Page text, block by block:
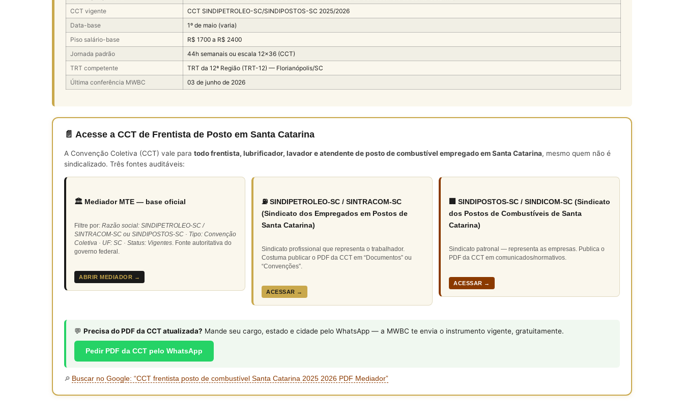
CCT vigente
CCT SINDIPETROLEO-SC/SINDIPOSTOS-SC 2025/2026
Data-base
1º de maio (varia)
Piso salário-base
R$ 1700 a R$ 2400
Jornada padrão
44h semanais ou escala 12×36 (CCT)
TRT competente
TRT da 12ª Região (TRT-12) — Florianópolis/SC
Última conferência MWBC
03 de junho de 2026
📄 Acesse a CCT de Frentista de Posto em Santa Catarina
A Convenção Coletiva (CCT) vale para todo frentista, lubrificador, lavador e atendente de posto de combustível empregado em Santa Catarina, mesmo quem não é
sindicalizado. Três fontes auditáveis:
🏛️ Mediador MTE — base oficial
Filtre por: Razão social: SINDIPETROLEO-SC /
SINTRACOM-SC ou SINDIPOSTOS-SC · Tipo: Convenção
Coletiva · UF: SC · Status: Vigentes. Fonte autoritativa do
governo federal.
ABRIR MEDIADOR →
⛽ SINDIPETROLEO-SC / SINTRACOM-SC
(Sindicato dos Empregados em Postos de
Santa Catarina)
Sindicato profissional que representa o trabalhador.
Costuma publicar o PDF da CCT em “Documentos” ou
“Convenções”.
ACESSAR →
🏢 SINDIPOSTOS-SC / SINDICOM-SC (Sindicato
dos Postos de Combustíveis de Santa
Catarina)
Sindicato patronal — representa as empresas. Publica o
PDF da CCT em comunicados/normativos.
ACESSAR →
💬 Precisa do PDF da CCT atualizada? Mande seu cargo, estado e cidade pelo WhatsApp — a MWBC te envia o instrumento vigente, gratuitamente.
Pedir PDF da CCT pelo WhatsApp
🔎 Buscar no Google: “CCT frentista posto de combustível Santa Catarina 2025 2026 PDF Mediador”